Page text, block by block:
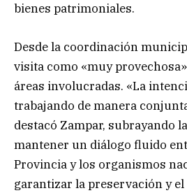
bienes patrimoniales.
Desde la coordinación
visita como «muy
áreas involucradas. «La
trabajando de manera
destacó Zampar, subrayando
mantener un diálogo fluido
Provincia y los organismos
garantizar la preservación y